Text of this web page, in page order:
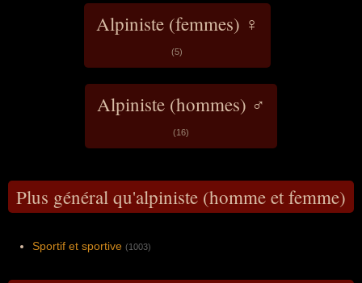
Alpiniste (femmes) ♀
(5)
Alpiniste (hommes) ♂
(16)
Plus général qu'alpiniste (homme et femme)
Sportif et sportive (1003)